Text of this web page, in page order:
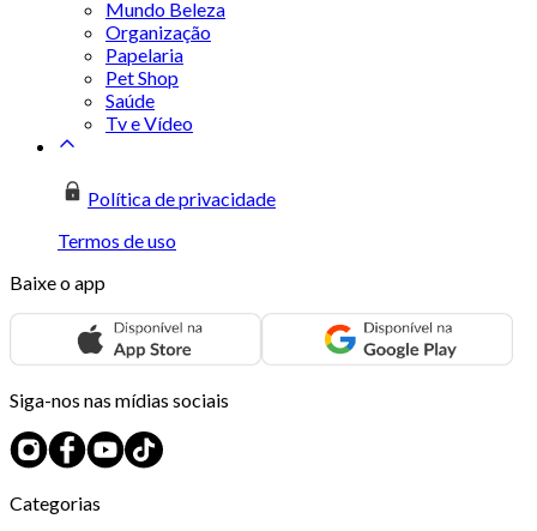
Mundo Beleza
Organização
Papelaria
Pet Shop
Saúde
Tv e Vídeo
Política de privacidade
Termos de uso
Baixe o app
Siga-nos nas mídias sociais
Categorias